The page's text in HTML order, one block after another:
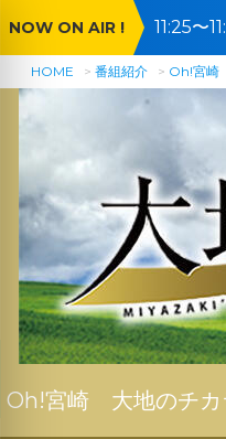
NOW ON AIR ! 11:25〜
HOME 番組紹介 Oh!宮崎
Oh!宮崎 大地のチカ